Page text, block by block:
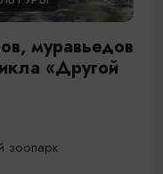
муравьедов
«Другой
зоопарк